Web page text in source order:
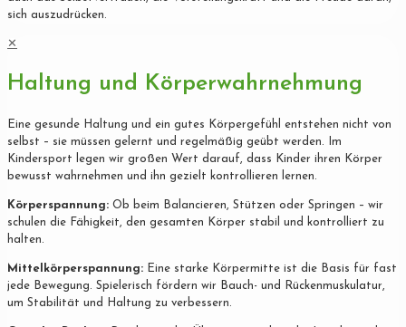
sich auszudrücken.
✕
Haltung und Körperwahrnehmung
Eine gesunde Haltung und ein gutes Körpergefühl entstehen nicht von
selbst – sie müssen gelernt und regelmäßig geübt werden. Im
Kindersport legen wir großen Wert darauf, dass Kinder ihren Körper
bewusst wahrnehmen und ihn gezielt kontrollieren lernen.
Körperspannung: Ob beim Balancieren, Stützen oder Springen – wir
schulen die Fähigkeit, den gesamten Körper stabil und kontrolliert zu
halten.
Mittelkörperspannung: Eine starke Körpermitte ist die Basis für fast
jede Bewegung. Spielerisch fördern wir Bauch- und Rückenmuskulatur,
um Stabilität und Haltung zu verbessern.